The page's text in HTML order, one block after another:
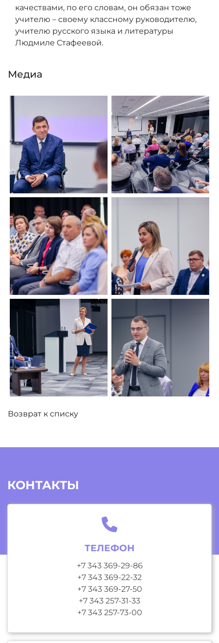
качествами, по его словам, он обязан тоже
учителю – своему классному руководителю,
учителю русского языка и литературы
Людмиле Стафеевой.
Медиа
Возврат к списку
КОНТАКТЫ
ТЕЛЕФОН
+7 343 369-29-86
+7 343 369-22-32
+7 343 369-27-50
+7 343 257-31-33
+7 343 257-73-00